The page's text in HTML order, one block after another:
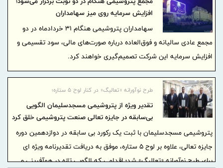
افزایش سرمایه روی میز سهامداران
سهامداران پتروشیمی هنگام ۳۱ خردادماه در دو
مجمع عادی سالیانه و فوق‌العاده درباره صورت‌های مالی، سود تقسیمی و
افزایش سرمایه این شرکت تصمیم‌گیری خواهند کرد.
طرح نوآورانه «تعالیگ» در کنار لوح ۵ ستاره؛
تقدیر ویژه از پتروشیمی مسجدسلیمان الگویی
بی‌سابقه در جایزه تعالی صنعت پتروشیمی خلق کرد
پتروشیمی مسجدسلیمان با ثبت یک رکورد بی سابقه در دوازدهمین دوره
جایزه تعالی، علاوه بر لوح ۵ ستاره، موفق به دریافت تقدیرنامه ویژه ای
برای طرح نوآورانه «تعالیگ» شد؛ اقدامی که الگویی تازه در همآفرینی و